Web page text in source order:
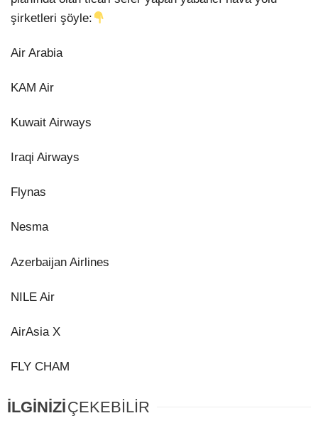
şirketleri şöyle:
Air Arabia
KAM Air
Kuwait Airways
Iraqi Airways
Flynas
Nesma
Azerbaijan Airlines
NILE Air
AirAsia X
FLY CHAM
İLGİNİZİÇEKEBİLİR